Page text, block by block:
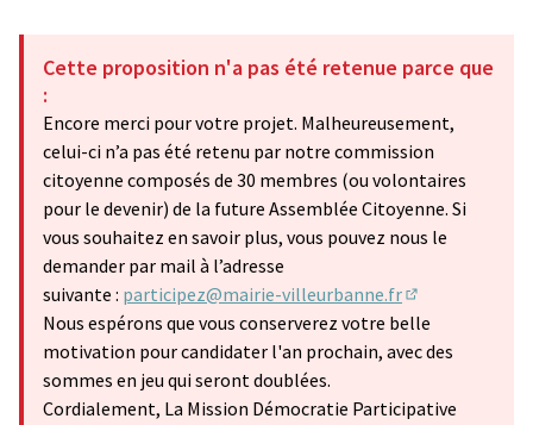
Cette proposition n'a pas été retenue parce que
:
Encore merci pour votre projet. Malheureusement,
celui-ci n’a pas été retenu par notre commission
citoyenne composés de 30 membres (ou volontaires
pour le devenir) de la future Assemblée Citoyenne. Si
vous souhaitez en savoir plus, vous pouvez nous le
demander par mail à l’adresse
suivante : participez@mairie-villeurbanne.fr
(S'ouvre dans
Nous espérons que vous conserverez votre belle
motivation pour candidater l'an prochain, avec des
sommes en jeu qui seront doublées.
Cordialement, La Mission Démocratie Participative